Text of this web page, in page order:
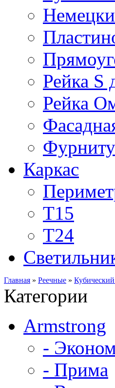
Рейка S
Рейка
Каркас
Т15
Т24
Главная » Реечные »
Категории
Armstrong
-
- Прима